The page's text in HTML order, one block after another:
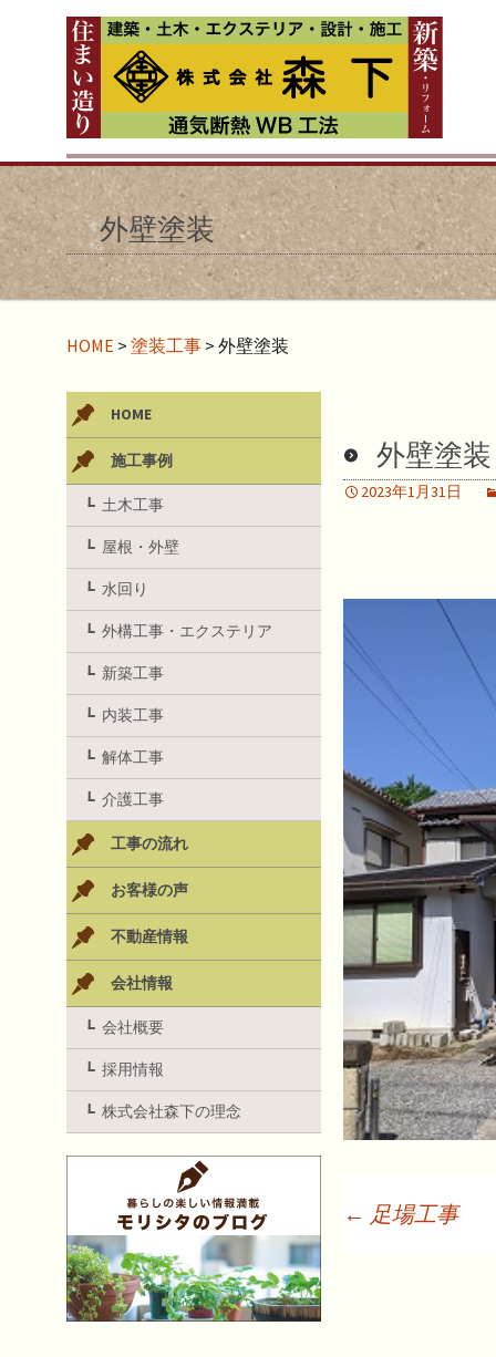
外壁塗装
HOME > 塗装工事 > 外壁塗装
外壁塗装
2023年1月31日
← 足場工事
HOME
施工事例
土木工事
屋根・外壁
水回り
外構工事・エクステリア
新築工事
内装工事
解体工事
介護工事
工事の流れ
お客様の声
不動産情報
会社情報
会社概要
採用情報
株式会社森下の理念